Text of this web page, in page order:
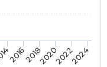
20162018202020222024